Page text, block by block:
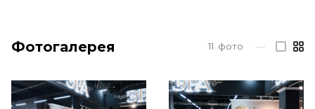
Фотогалерея 11 фото —